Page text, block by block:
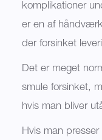
komplikationer
er en af
der forsinket
Det er meget
smule forsinket,
hvis man bliver
Hvis man